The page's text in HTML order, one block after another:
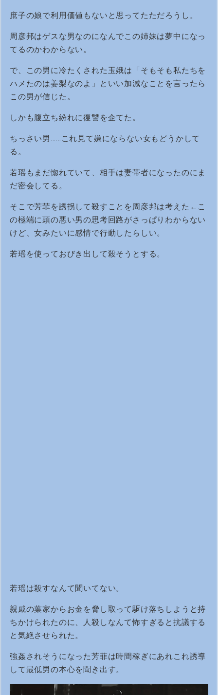
庶子の娘で利用価値もないと思ってたただろうし。
周彦邦はゲスな男なのになんでこの姉妹は夢中になっ
てるのかわからない。
で、この男に冷たくされた玉娥は「そもそも私たちを
ハメたのは姜梨なのよ」といい加減なことを言ったら
この男が信じた。
しかも腹立ち紛れに復讐を企てた。
ちっさい男……これ見て嫌にならない女もどうかして
る。
若瑶もまだ惚れていて、相手は妻帯者になったのにま
だ密会してる。
そこで芳菲を誘拐して殺すことを周彦邦は考えた←こ
の極端に頭の悪い男の思考回路がさっぱりわからない
けど、女みたいに感情で行動したらしい。
若瑶を使っておびき出して殺そうとする。
若瑶は殺すなんて聞いてない。
親戚の葉家からお金を脅し取って駆け落ちしようと持
ちかけられたのに、人殺しなんて怖すぎると抗議する
と気絶させられた。
強姦されそうになった芳菲は時間稼ぎにあれこれ誘導
して最低男の本心を聞き出す。